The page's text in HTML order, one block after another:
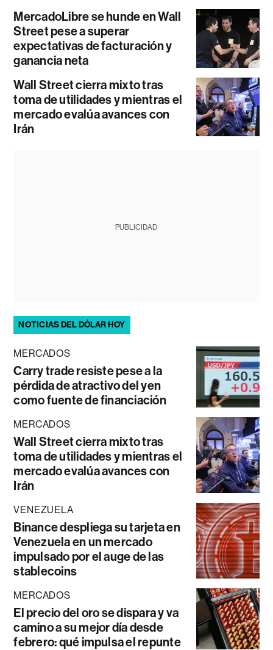
MercadoLibre se hunde en Wall
Street pese a superar
expectativas de facturación y
ganancia neta
Wall Street cierra mixto tras
toma de utilidades y mientras el
mercado evalúa avances con
Irán
PUBLICIDAD
NOTICIAS DEL DÓLAR HOY
MERCADOS
Carry trade resiste pese a la
pérdida de atractivo del yen
como fuente de financiación
MERCADOS
Wall Street cierra mixto tras
toma de utilidades y mientras el
mercado evalúa avances con
Irán
VENEZUELA
Binance despliega su tarjeta en
Venezuela en un mercado
impulsado por el auge de las
stablecoins
MERCADOS
El precio del oro se dispara y va
camino a su mejor día desde
febrero: qué impulsa el repunte